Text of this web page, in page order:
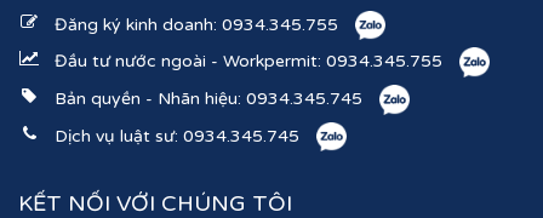
Đăng ký kinh doanh: 0934.345.755
Đầu tư nước ngoài - Workpermit: 0934.345.755
Bản quyền - Nhãn hiệu: 0934.345.745
Dịch vụ luật sư: 0934.345.745
KẾT NỐI VỚI CHÚNG TÔI